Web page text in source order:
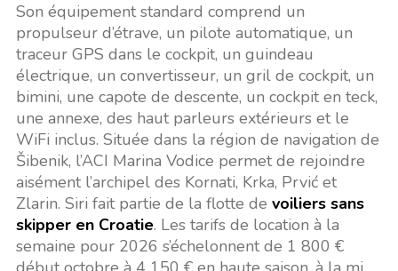
Son équipement standard comprend un
propulseur d’étrave, un pilote automatique, un
traceur GPS dans le cockpit, un guindeau
électrique, un convertisseur, un gril de cockpit, un
bimini, une capote de descente, un cockpit en teck,
une annexe, des haut parleurs extérieurs et le
WiFi inclus. Située dans la région de navigation de
Šibenik, l’ACI Marina Vodice permet de rejoindre
aisément l’archipel des Kornati, Krka, Prvić et
Zlarin. Siri fait partie de la flotte de voiliers sans
skipper en Croatie. Les tarifs de location à la
semaine pour 2026 s’échelonnent de 1 800 €